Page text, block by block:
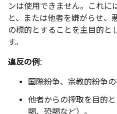
ンは使用できません。これに
と、または他者を嫌がらせ、
の標的とすることを主目的と
す。
違反の例:
国際紛争、宗教的紛争の
他者からの搾取を目的
喝、恐喝など）。